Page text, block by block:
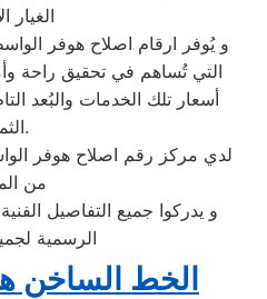
الغيار
و يُوفر ارقام اصلاح هوفر
التي تُساهم في تحقيق راحة
أسعار تلك الخدمات والبُعد
الثمن.
لدي مركز رقم اصلاح هوفر
من
الرسمية
الخط الساخن